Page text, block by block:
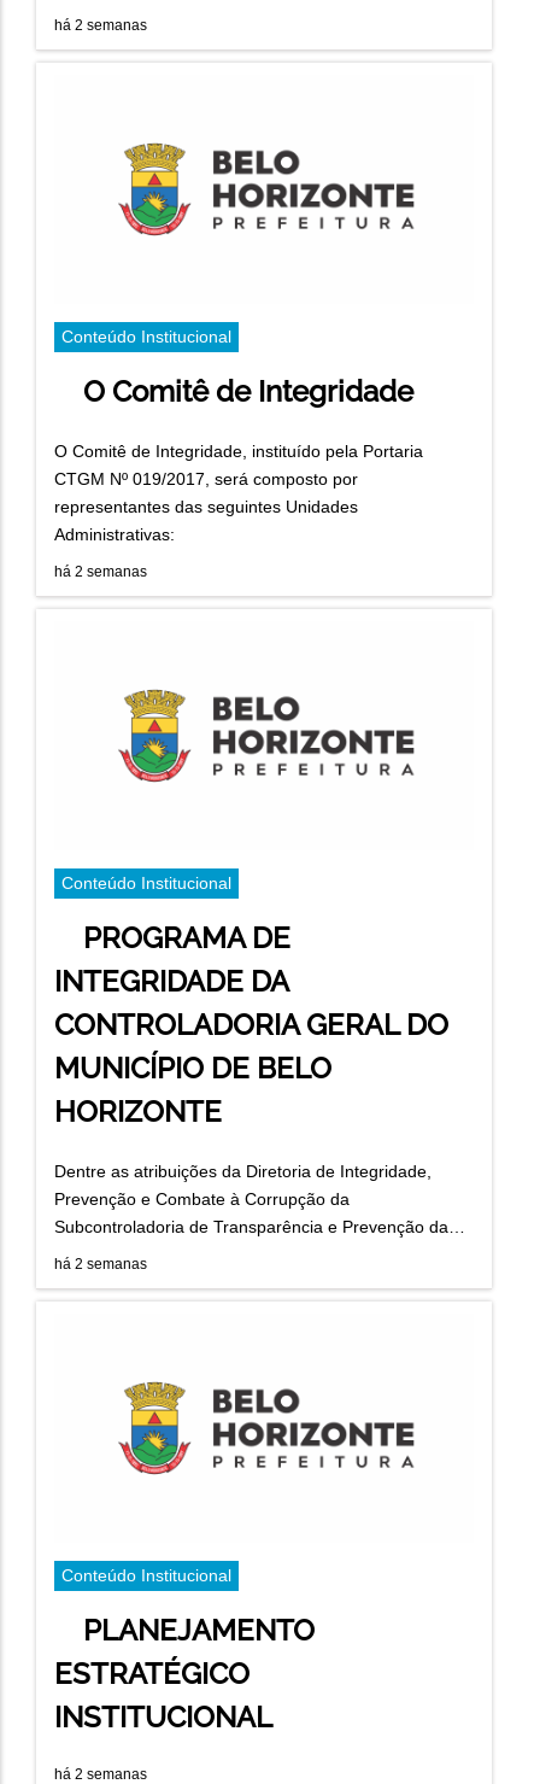
há 2 semanas
Conteúdo Institucional
O Comitê de Integridade
O Comitê de Integridade, instituído pela Portaria
CTGM Nº 019/2017, será composto por
representantes das seguintes Unidades
Administrativas:
há 2 semanas
Conteúdo Institucional
PROGRAMA DE
INTEGRIDADE DA
CONTROLADORIA GERAL DO
MUNICÍPIO DE BELO
HORIZONTE
Dentre as atribuições da Diretoria de Integridade,
Prevenção e Combate à Corrupção da
Subcontroladoria de Transparência e Prevenção da…
há 2 semanas
Conteúdo Institucional
PLANEJAMENTO
ESTRATÉGICO
INSTITUCIONAL
há 2 semanas